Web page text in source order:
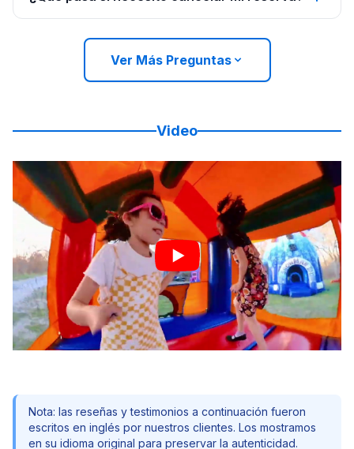
Ver Más Preguntas
Video
Nota: las reseñas y testimonios a continuación fueron
escritos en inglés por nuestros clientes. Los mostramos
en su idioma original para preservar la autenticidad.